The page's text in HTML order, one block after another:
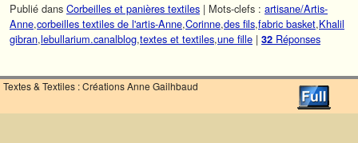
Publié dans Corbeilles et panières textiles | Mots-clefs : artisane/Artis-
Anne,corbeilles textiles de l'artis-Anne,Corinne,des fils,fabric basket,Khalil
gibran,lebullarium.canalblog,textes et textiles,une fille | 32 Réponses
Textes & Textiles : Créations Anne Gailhbaud